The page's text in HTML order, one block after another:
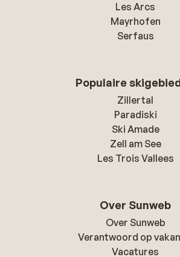
Les Arcs
Mayrhofen
Serfaus
Populaire
Zillertal
Paradiski
Ski Amade
Zell am See
Les Trois Vallees
Over Sunweb
Over Sunweb
Verantwoord op
Vacatures